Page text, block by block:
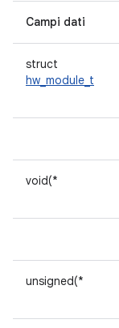
Campi dati
struct
hw_module_t
void(*
unsigned(*